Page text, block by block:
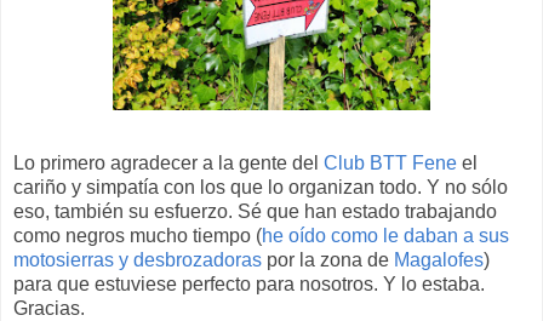
Lo primero agradecer a la gente del Club BTT Fene el
cariño y simpatía con los que lo organizan todo. Y no sólo
eso, también su esfuerzo. Sé que han estado trabajando
como negros mucho tiempo (he oído como le daban a sus
motosierras y desbrozadoras por la zona de Magalofes)
para que estuviese perfecto para nosotros. Y lo estaba.
Gracias.